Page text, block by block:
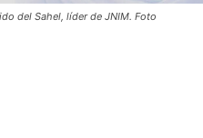
del Sahel, líder de JNIM. Foto